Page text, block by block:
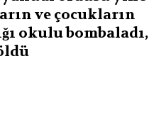
ve çocukların
okulu bombaladı,